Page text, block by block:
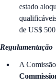
estado
de US$
Regulamentação
A